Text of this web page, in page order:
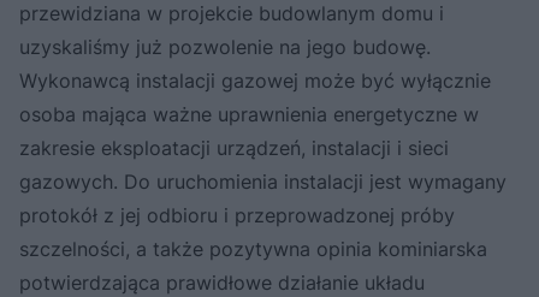
przewidziana w projekcie budowlanym domu i
uzyskaliśmy już pozwolenie na jego budowę.
Wykonawcą instalacji gazowej może być wyłącznie
osoba mająca ważne uprawnienia energetyczne w
zakresie eksploatacji urządzeń, instalacji i sieci
gazowych. Do uruchomienia instalacji jest wymagany
protokół z jej odbioru i przeprowadzonej próby
szczelności, a także pozytywna opinia kominiarska
potwierdzająca prawidłowe działanie układu